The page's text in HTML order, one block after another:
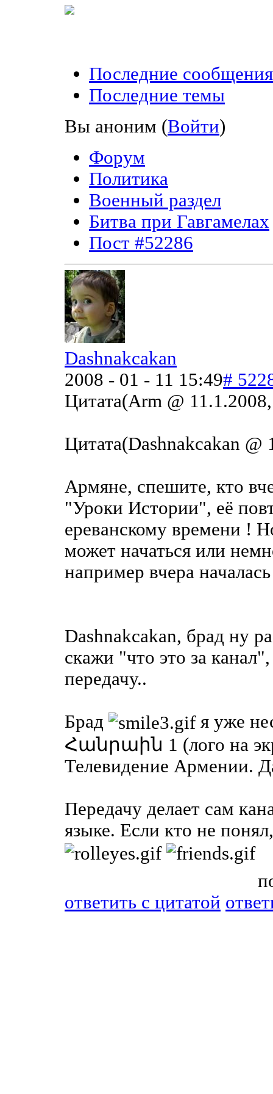
Последние сообщения
Последние темы
Вы аноним (Войти)
Форум
Политика
Военный раздел
Битва при Гавгамелах
Пост #52286
Dashnakcakan
2008 - 01 - 11 15:49#
Цитата(Arm @
Цитата(Dashnakcakan @
Армяне, спешите, кто
"Уроки Истории", её
ереванскому времени !
может начаться или
например вчера
Dashnakcakan, брад ну
скажи "что это за
передачу..
Брад
я уже
Հանրաին 1 (лого на
Телевидение Армении.
Передачу делает сам
языке. Если кто не
ответить c цитатой